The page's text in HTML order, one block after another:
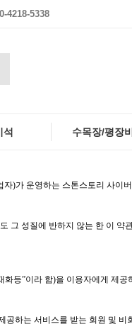
4218-5338
석 수목장/평장
)가 운영하는 스톤스토리 사이
그 성질에 반하지 않는 한 이 약
등”이라 함)을 이용자에게 제
공하는 서비스를 받는 회원 및 비